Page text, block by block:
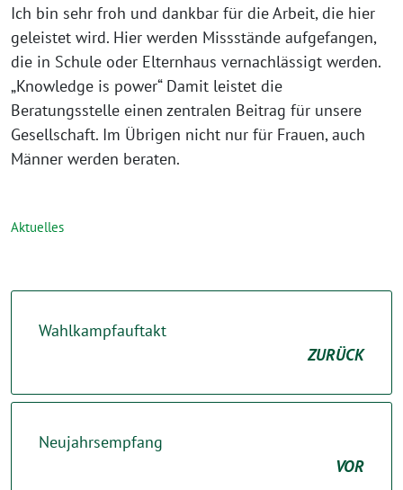
Ich bin sehr froh und dankbar für die Arbeit, die hier
geleistet wird. Hier werden Missstände aufgefangen,
die in Schule oder Elternhaus vernachlässigt werden.
„Knowledge is power“ Damit leistet die
Beratungsstelle einen zentralen Beitrag für unsere
Gesellschaft. Im Übrigen nicht nur für Frauen, auch
Männer werden beraten.
Aktuelles
Wahlkampfauftakt
ZURÜCK
Neujahrsempfang
VOR